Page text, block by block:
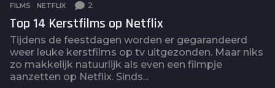
FILMS ,NETFLIX 2
Top 14 Kerstfilms op Netflix
Tijdens de feestdagen worden er gegarandeerd
weer leuke kerstfilms op tv uitgezonden. Maar niks
zo makkelijk natuurlijk als even een filmpje
aanzetten op Netflix. Sinds...